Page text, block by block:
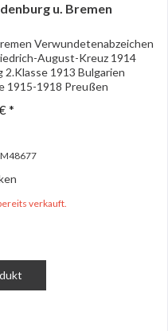
u. Bremen
Verwundetenabzeichen
August-Kreuz 1914
1913 Bulgarien
1915-1918 Preußen
*
verkauft.